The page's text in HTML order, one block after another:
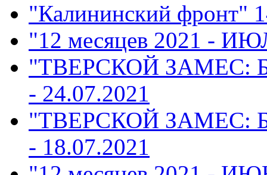
"Калининский фронт"
"12 месяцев 2021 -
"ТВЕРСКОЙ ЗАМЕС:
- 24.07.2021
"ТВЕРСКОЙ ЗАМЕС:
- 18.07.2021